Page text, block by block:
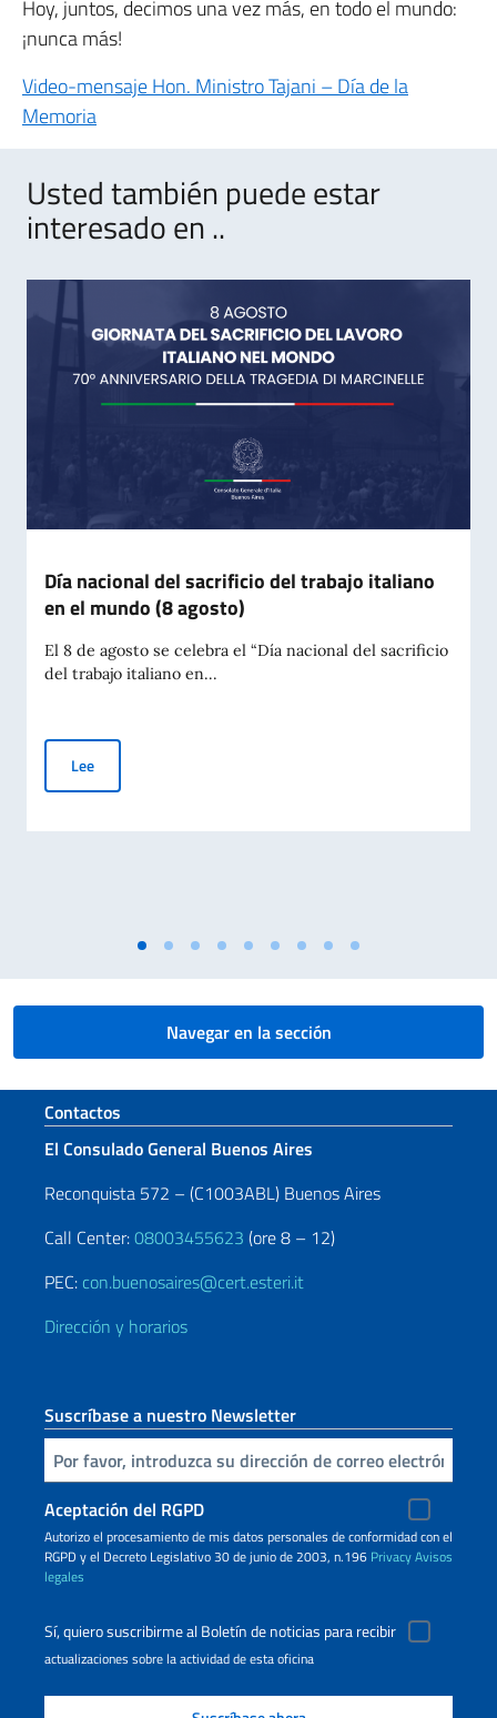
Hoy, juntos, decimos una vez más, en todo el mundo:
¡nunca más!
Video-mensaje Hon. Ministro Tajani – Día de la
Memoria
Usted también puede estar
interesado en ..
Día nacional del sacrificio del trabajo italiano
en el mundo (8 agosto)
El 8 de agosto se celebra el “Día nacional del sacrificio
del trabajo italiano en...
LeeDía nacional del sacrificio del trabajo italiano en el mundo (8
Navegar en la sección
Sezione footer
Contactos
El Consulado General Buenos Aires
Reconquista 572 – (C1003ABL) Buenos Aires
Call Center:08003455623 (ore 8 – 12)
PEC: con.buenosaires@cert.esteri.it
Dirección y horarios
Suscríbase a nuestro Newsletter
Inserta tu correo electronico
Aceptación del RGPD
Autorizo ​​el procesamiento de mis datos personales de conformidad con el
RGPD y el Decreto Legislativo 30 de junio de 2003, n.196 PrivacyAvisos
legales
Sí, quiero suscribirme al Boletín de noticias para recibir
actualizaciones sobre la actividad de esta oficina